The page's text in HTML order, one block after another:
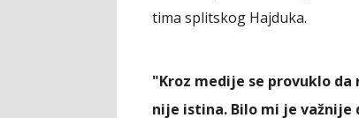
tima splitskog Hajduka.
"Kroz medije se provuklo
nije istina. Bilo mi je važnije